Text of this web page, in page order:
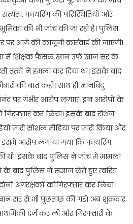
सत्यता, फायरिंग की परिस्थितियों और
की भी जांच की जा रही है। पुलिस
आगे की कानूनी कार्रवाई की जाएगी।
में शिक्षक फैसल खान उर्फ खान सर के
तत्वों ने हमला कर दिया था। इसके बाद
की बात कही। साथ ही ज्ञानबिंदु
पर गंभीर आरोप लगाए। इन आरोपों के
कर लिया। इसके बाद रोशन
जारी सोशल मीडिया पर जारी किया और
आरोप लगाया गया कि फायरिंग
थी। इसके बाद पुलिस ने जांच में मामला
के बाद पुलिस ने संज्ञान लेते हुए त्वरित
अंगरक्षकों कोगिरफ्तार कर लिया।
सर से भी पूछताछ की गई। अब शुक्रवार
दर्ज कर ली और गिरफ्तारी के